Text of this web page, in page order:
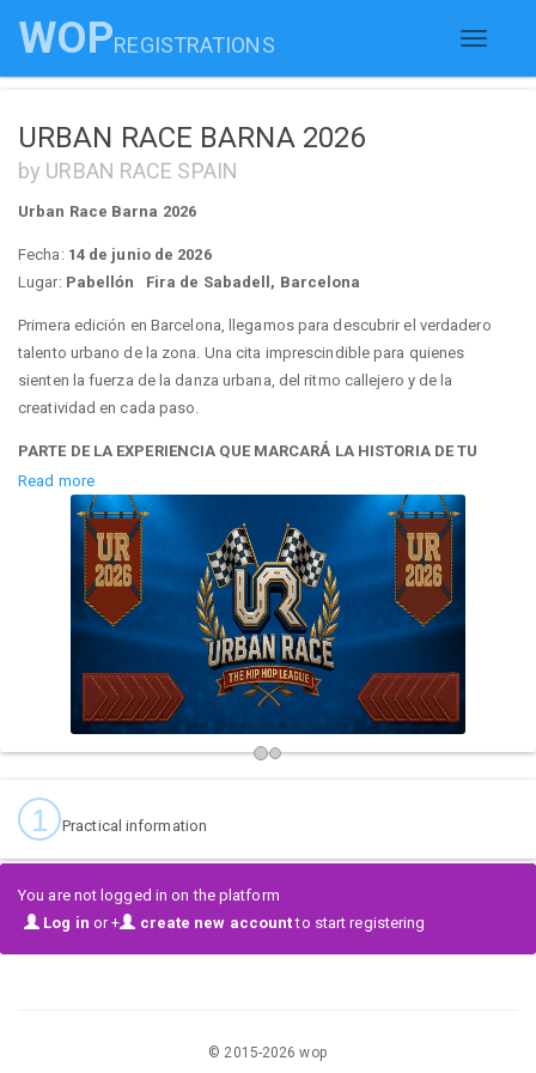
Toggle
WOPREGISTRATIONS
URBAN RACE BARNA 2026
by URBAN RACE SPAIN
Urban Race Barna 2026
Fecha: 14 de junio de 2026
Lugar: Pabellón Fira de Sabadell, Barcelona
Primera edición en Barcelona, llegamos para descubrir el verdadero
talento urbano de la zona. Una cita imprescindible para quienes
sienten la fuerza de la danza urbana, del ritmo callejero y de la
creatividad en cada paso.
PARTE DE LA EXPERIENCIA QUE MARCARÁ LA HISTORIA DE TU
CREW
Read more
1 Practical information
You are not logged in on the platform
Log in or + create new accountto start registering
© 2015-2026 wop